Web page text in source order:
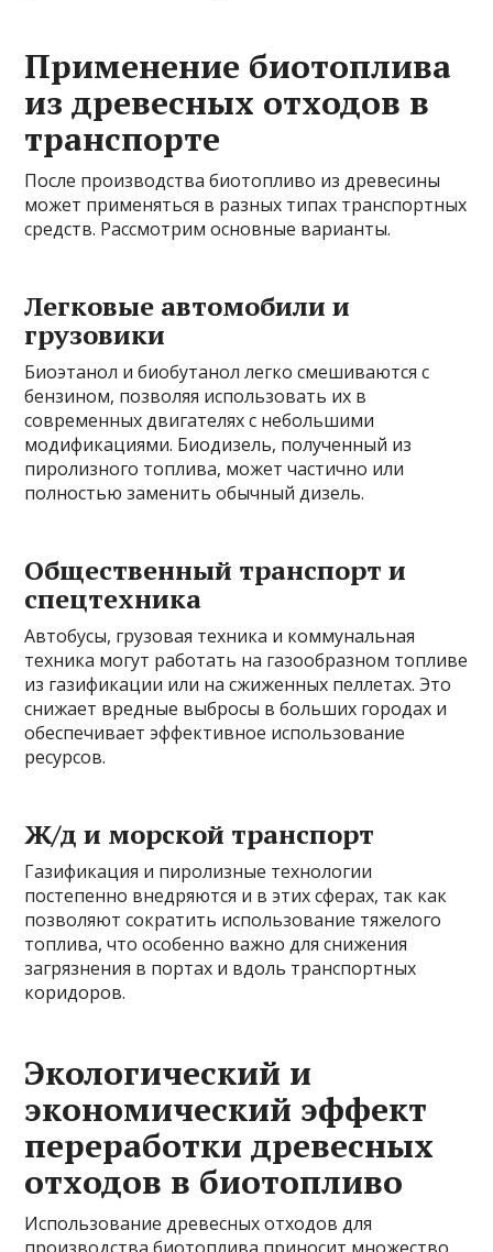
Применение биотоплива
из древесных отходов в
транспорте
После производства биотопливо из древесины
может применяться в разных типах транспортных
средств. Рассмотрим основные варианты.
Легковые автомобили и
грузовики
Биоэтанол и биобутанол легко смешиваются с
бензином, позволяя использовать их в
современных двигателях с небольшими
модификациями. Биодизель, полученный из
пиролизного топлива, может частично или
полностью заменить обычный дизель.
Общественный транспорт и
спецтехника
Автобусы, грузовая техника и коммунальная
техника могут работать на газообразном топливе
из газификации или на сжиженных пеллетах. Это
снижает вредные выбросы в больших городах и
обеспечивает эффективное использование
ресурсов.
Ж/д и морской транспорт
Газификация и пиролизные технологии
постепенно внедряются и в этих сферах, так как
позволяют сократить использование тяжелого
топлива, что особенно важно для снижения
загрязнения в портах и вдоль транспортных
коридоров.
Экологический и
экономический эффект
переработки древесных
отходов в биотопливо
Использование древесных отходов для